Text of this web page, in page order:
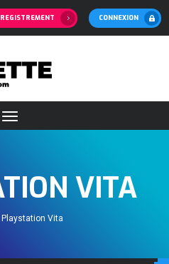
CONNEXION
VITA
Playstation Vita